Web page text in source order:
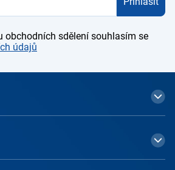
obchodních sdělení souhlasím se
údajů